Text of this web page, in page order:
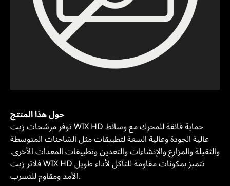
حول هذا المنتج
توفر مرشحات زيت WIX HD حماية فائقة للمحرك مع وسائط
عالية الجودة وعالية السعة لتطبيقات مثل الشاحنات المتوسطة
والثقيلة والمزارع والإنشاءات والتعدين وتطبيقات المعدات الأخرى.
فلاتر زيت WIX HD تتميز بمكونات مقاومة للتآكل لأداء طويل
الأمد ومقاوم للتسرب.